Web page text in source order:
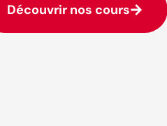
Découvrir nos cours